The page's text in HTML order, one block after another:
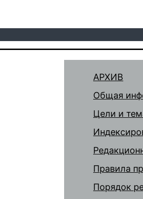
АРХИВ
Общая
Цели и
Правила
Порядок